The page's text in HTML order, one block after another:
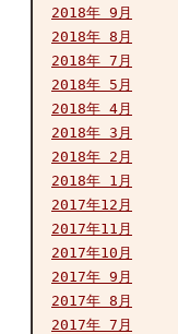
2018年 9月
2018年 8月
2018年 7月
2018年 5月
2018年 4月
2018年 3月
2018年 2月
2018年 1月
2017年12月
2017年11月
2017年10月
2017年 9月
2017年 8月
2017年 7月